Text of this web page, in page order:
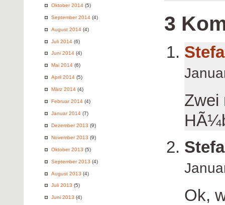
Oktober 2014 (5)
September 2014 (4)
August 2014 (4)
Juli 2014 (6)
Juni 2014 (4)
Mai 2014 (6)
April 2014 (5)
März 2014 (4)
Februar 2014 (4)
Januar 2014 (7)
Dezember 2013 (9)
November 2013 (9)
Oktober 2013 (5)
September 2013 (4)
August 2013 (4)
Juli 2013 (5)
Juni 2013 (4)
3
Zwei
Ok,